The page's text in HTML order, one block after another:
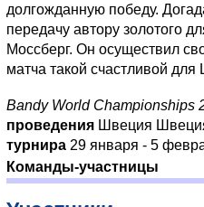
долгожданную победу.
передачу автору золотого
Моссберг. Он осуществил
матча такой счастливой
Bandy World Championships
проведения Швеция
турнира 29 января - 5
Команды-участницы